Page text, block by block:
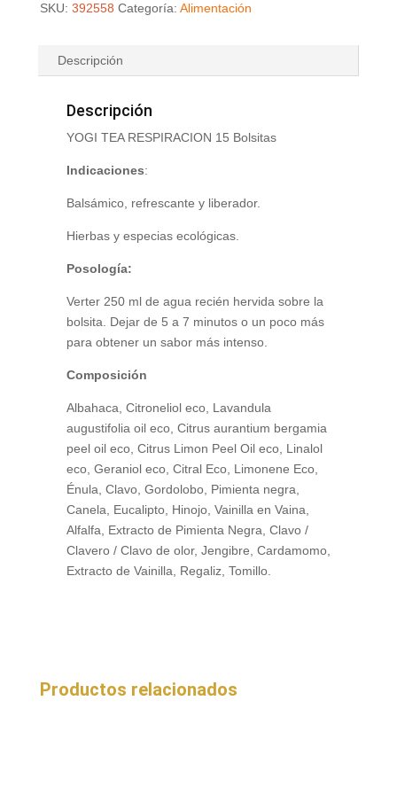
SKU: 392558 Categoría: Alimentación
Descripción
Descripción
YOGI TEA RESPIRACION 15 Bolsitas
Indicaciones:
Balsámico, refrescante y liberador.
Hierbas y especias ecológicas.
Posología:
Verter 250 ml de agua recién hervida sobre la
bolsita. Dejar de 5 a 7 minutos o un poco más
para obtener un sabor más intenso.
Composición
Albahaca, Citroneliol eco, Lavandula
augustifolia oil eco, Citrus aurantium bergamia
peel oil eco, Citrus Limon Peel Oil eco, Linalol
eco, Geraniol eco, Citral Eco, Limonene Eco,
Énula, Clavo, Gordolobo, Pimienta negra,
Canela, Eucalipto, Hinojo, Vainilla en Vaina,
Alfalfa, Extracto de Pimienta Negra, Clavo /
Clavero / Clavo de olor, Jengibre, Cardamomo,
Extracto de Vainilla, Regaliz, Tomillo.
Productos relacionados